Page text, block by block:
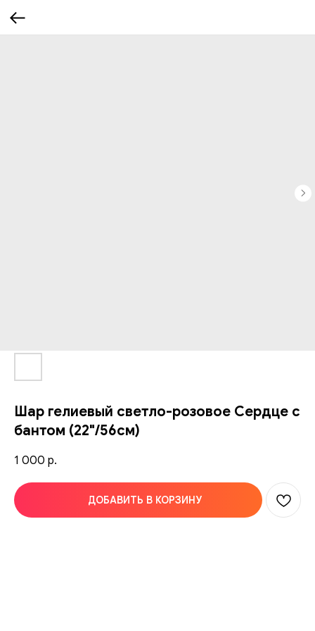
Шар гелиевый светло-розовое Сердце с
бантом (22"/56см)
1 000 р.
ДОБАВИТЬ В КОРЗИНУ